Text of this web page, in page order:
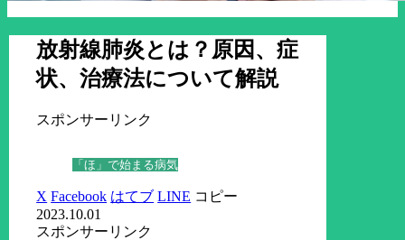
放射線肺炎とは？原因、症
状、治療法について解説
スポンサーリンク
「ほ」で始まる病気
X Facebook はてブ LINE コピー
2023.10.01
スポンサーリンク